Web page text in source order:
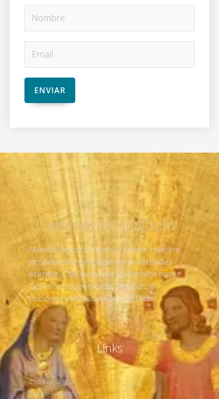
ENVIAR
Muerte, Juicio, Infierno y Gloria; nuestro
propósito es propagar estas verdades
eternas. Con su ayuda, podremos hacer
que muchas personas, familias, y
naciones enteras vuelvan al Dios.
Links
Inicio
Los Novísimos
Sobre Nosotros